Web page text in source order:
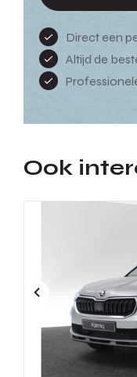
Direct een
Altijd de
Ook